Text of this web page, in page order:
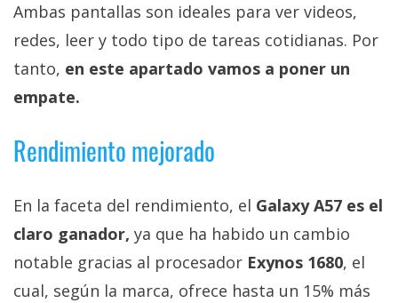
Ambas pantallas son ideales para ver videos,
redes, leer y todo tipo de tareas cotidianas. Por
tanto, en este apartado vamos a poner un
empate.
Rendimiento mejorado
En la faceta del rendimiento, el Galaxy A57 es el
claro ganador, ya que ha habido un cambio
notable gracias al procesador Exynos 1680, el
cual, según la marca, ofrece hasta un 15% más